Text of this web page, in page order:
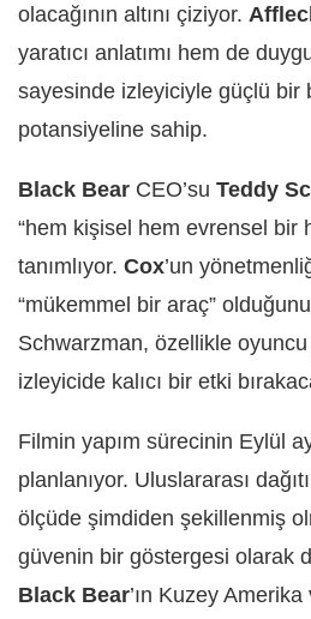
olacağının altını çiziyor.
yaratıcı anlatımı hem de
sayesinde izleyiciyle güçlü bir
potansiyeline sahip.
Black Bear CEO’su Teddy
“hem kişisel hem evrensel bir
tanımlıyor. Cox’un
“mükemmel bir araç”
Schwarzman, özellikle oyuncu
izleyicide kalıcı bir etki
Filmin yapım sürecinin Eylül
planlanıyor. Uluslararası
ölçüde şimdiden şekillenmiş
güvenin bir göstergesi olarak
Black Bear’ın Kuzey